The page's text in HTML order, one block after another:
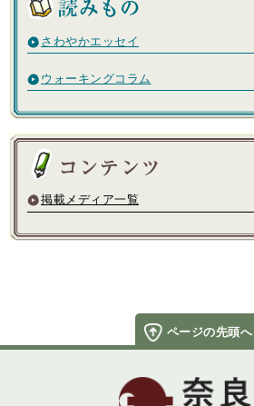
さわやかエッセイ
ウォーキングコラム
掲載メディア一覧
奈良県
ページの先頭へ